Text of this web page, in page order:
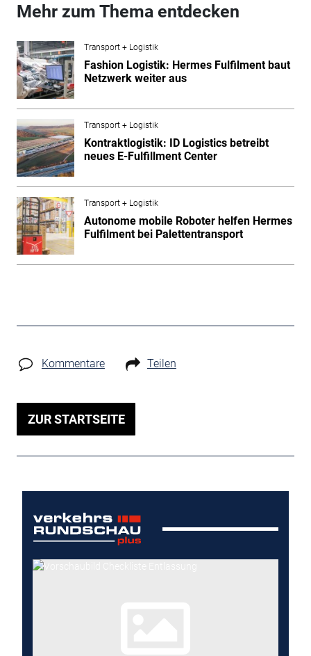
Mehr zum Thema entdecken
Transport + Logistik
Fashion Logistik: Hermes Fulfilment baut
Netzwerk weiter aus
Transport + Logistik
Kontraktlogistik: ID Logistics betreibt
neues E-Fulfillment Center
Transport + Logistik
Autonome mobile Roboter helfen Hermes
Fulfilment bei Palettentransport
Kommentare Teilen
ZUR STARTSEITE